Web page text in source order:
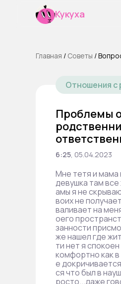
Кукуха
Главная / Cоветы /
Отношения с
Проблемы
6:25, 05.04.2023
Мне тетя и мама
девушка там все
амы я не
воих не
валивает на
оего
занности
же нашел где
ти нет я
комфортно как
е
ся что был в
росто...даже